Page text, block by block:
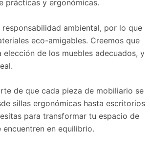
prácticas y ergonómicas.
ambiental, por lo que
eco-amigables. Creemos que
de los muebles adecuados, y
de que cada pieza de mobiliario se
sillas ergonómicas hasta escritorios
para transformar tu espacio de
en equilibrio.